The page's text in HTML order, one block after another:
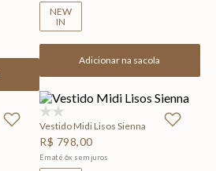
NEW
IN
Adicionar na sacola
Vestido Midi Lisos Sienna
R$ 798,00
Em até 6x sem juros